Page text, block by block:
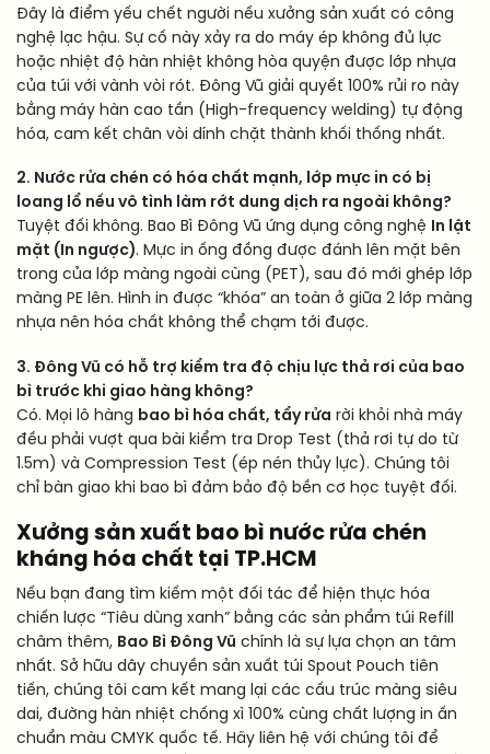
Đây là điểm yếu chết người nếu xưởng sản xuất có công
nghệ lạc hậu. Sự cố này xảy ra do máy ép không đủ lực
hoặc nhiệt độ hàn nhiệt không hòa quyện được lớp nhựa
của túi với vành vòi rót. Đông Vũ giải quyết 100% rủi ro này
bằng máy hàn cao tần (High-frequency welding) tự động
hóa, cam kết chân vòi dính chặt thành khối thống nhất.
2. Nước rửa chén có hóa chất mạnh, lớp mực in có bị
loang lổ nếu vô tình làm rớt dung dịch ra ngoài không?
Tuyệt đối không. Bao Bì Đông Vũ ứng dụng công nghệ In lật
mặt (In ngược). Mực in ống đồng được đánh lên mặt bên
trong của lớp màng ngoài cùng (PET), sau đó mới ghép lớp
màng PE lên. Hình in được “khóa” an toàn ở giữa 2 lớp màng
nhựa nên hóa chất không thể chạm tới được.
3. Đông Vũ có hỗ trợ kiểm tra độ chịu lực thả rơi của bao
bì trước khi giao hàng không?
Có. Mọi lô hàng bao bì hóa chất, tẩy rửa rời khỏi nhà máy
đều phải vượt qua bài kiểm tra Drop Test (thả rơi tự do từ
1.5m) và Compression Test (ép nén thủy lực). Chúng tôi
chỉ bàn giao khi bao bì đảm bảo độ bền cơ học tuyệt đối.
Xưởng sản xuất bao bì nước rửa chén
kháng hóa chất tại TP.HCM
Nếu bạn đang tìm kiếm một đối tác để hiện thực hóa
chiến lược “Tiêu dùng xanh” bằng các sản phẩm túi Refill
châm thêm, Bao Bì Đông Vũ chính là sự lựa chọn an tâm
nhất. Sở hữu dây chuyền sản xuất túi Spout Pouch tiên
tiến, chúng tôi cam kết mang lại các cấu trúc màng siêu
dai, đường hàn nhiệt chống xì 100% cùng chất lượng in ấn
chuẩn màu CMYK quốc tế. Hãy liên hệ với chúng tôi để